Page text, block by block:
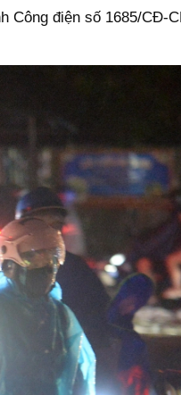
Công điện số 1685/CĐ-